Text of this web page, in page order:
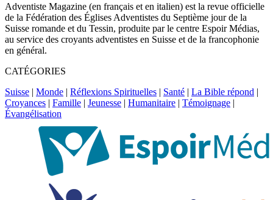
Adventiste Magazine (en français et en italien) est la revue officielle
de la Fédération des Églises Adventistes du Septième jour de la
Suisse romande et du Tessin, produite par le centre Espoir Médias,
au service des croyants adventistes en Suisse et de la francophonie
en général.
CATÉGORIES
Suisse | Monde | Réflexions Spirituelles | Santé | La Bible répond |
Croyances | Famille | Jeunesse | Humanitaire | Témoignage |
Évangélisation